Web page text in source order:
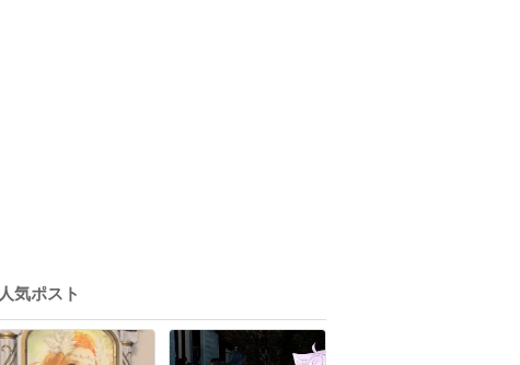
人気ポスト